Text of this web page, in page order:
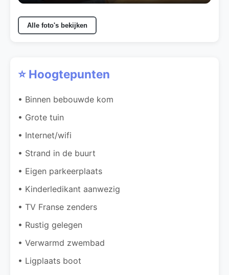
Alle foto's bekijken
⭐ Hoogtepunten
• Binnen bebouwde kom
• Grote tuin
• Internet/wifi
• Strand in de buurt
• Eigen parkeerplaats
• Kinderledikant aanwezig
• TV Franse zenders
• Rustig gelegen
• Verwarmd zwembad
• Ligplaats boot